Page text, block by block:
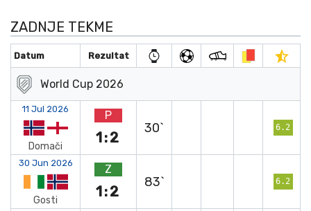
ZADNJE TEKME
Datum Rezultat
World Cup 2026
11 Jul 2026
Domači
P
1:2
30` 6.2
30 Jun 2026
Gosti
Z
1:2
83` 6.2